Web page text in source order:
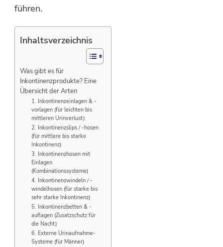
führen.
Inhaltsverzeichnis
Was gibt es für
Inkontinenzprodukte? Eine
Übersicht der Arten
1. Inkontinenzeinlagen & -
vorlagen (für leichten bis
mittleren Urinverlust)
2. Inkontinenzslips / -hosen
(für mittlere bis starke
Inkontinenz)
3. Inkontinenzhosen mit
Einlagen
(Kombinationssysteme)
4. Inkontinenzwindeln / -
windelhosen (für starke bis
sehr starke Inkontinenz)
5. Inkontinenzbetten & -
auflagen (Zusatzschutz für
die Nacht)
6. Externe Urinaufnahme-
Systeme (für Männer)